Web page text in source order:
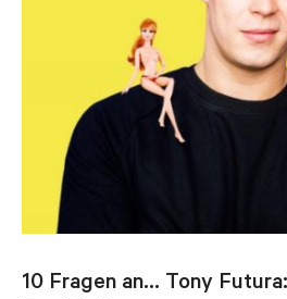
10 Fragen an… Tony